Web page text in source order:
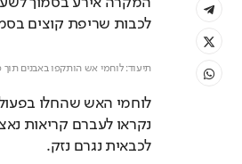
לכבות שריפת קוצים
תיעוד: לוחמי אש הותקפו באבנים תוך
לכבאית נגרם נזק.